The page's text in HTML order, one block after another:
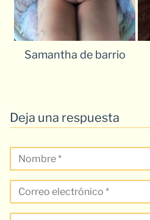
Samantha de barrio
Deja una respuesta